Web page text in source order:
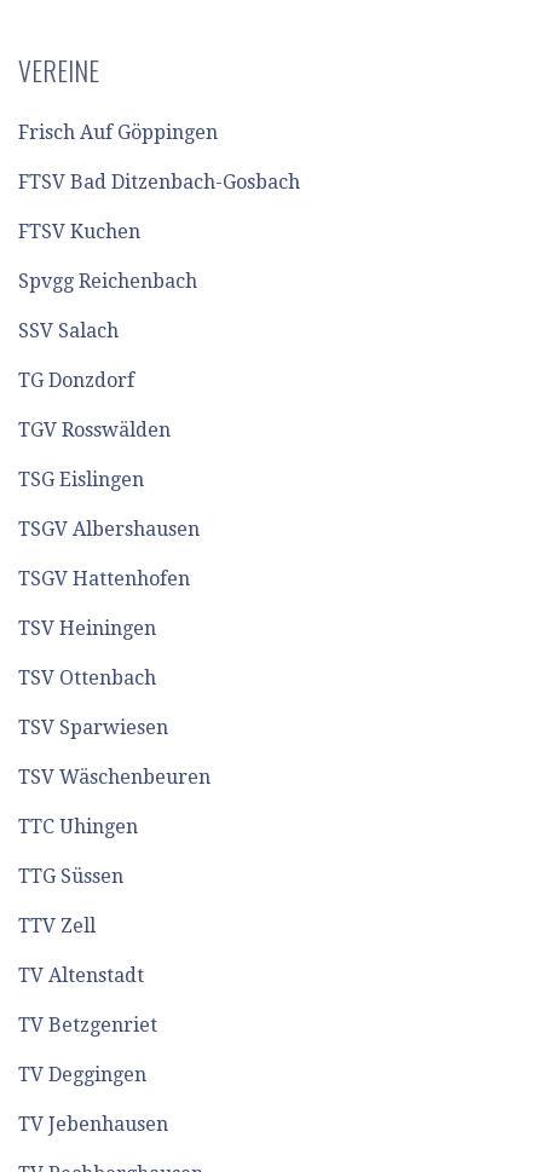
VEREINE
Frisch Auf Göppingen
FTSV Bad Ditzenbach-Gosbach
FTSV Kuchen
Spvgg Reichenbach
SSV Salach
TG Donzdorf
TGV Rosswälden
TSG Eislingen
TSGV Albershausen
TSGV Hattenhofen
TSV Heiningen
TSV Ottenbach
TSV Sparwiesen
TSV Wäschenbeuren
TTC Uhingen
TTG Süssen
TTV Zell
TV Altenstadt
TV Betzgenriet
TV Deggingen
TV Jebenhausen